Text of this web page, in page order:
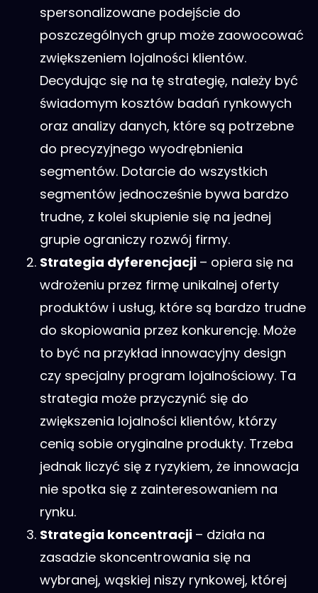
spersonalizowane podejście do
poszczególnych grup może zaowocować
zwiększeniem lojalności klientów.
Decydując się na tę strategię, należy być
świadomym kosztów badań rynkowych
oraz analizy danych, które są potrzebne
do precyzyjnego wyodrębnienia
segmentów. Dotarcie do wszystkich
segmentów jednocześnie bywa bardzo
trudne, z kolei skupienie się na jednej
grupie ograniczy rozwój firmy.
Strategia dyferencjacji – opiera się na
wdrożeniu przez firmę unikalnej oferty
produktów i usług, które są bardzo trudne
do skopiowania przez konkurencję. Może
to być na przykład innowacyjny design
czy specjalny program lojalnościowy. Ta
strategia może przyczynić się do
zwiększenia lojalności klientów, którzy
cenią sobie oryginalne produkty. Trzeba
jednak liczyć się z ryzykiem, że innowacja
nie spotka się z zainteresowaniem na
rynku.
Strategia koncentracji – działa na
zasadzie skoncentrowania się na
wybranej, wąskiej niszy rynkowej, której